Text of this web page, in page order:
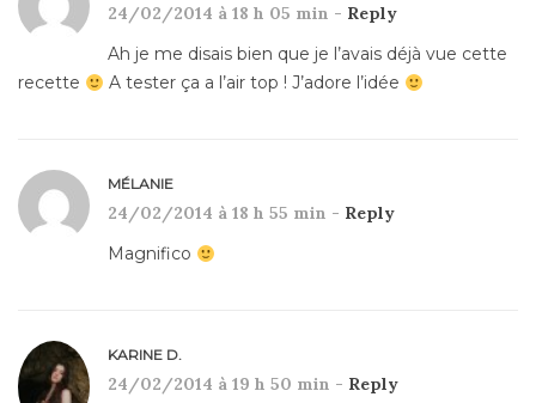
24/02/2014 à 18 h 05 min - Reply
Ah je me disais bien que je l’avais déjà vue cette
recette
A tester ça a l’air top ! J’adore l’idée
MÉLANIE
24/02/2014 à 18 h 55 min - Reply
Magnifico
KARINE D.
24/02/2014 à 19 h 50 min - Reply